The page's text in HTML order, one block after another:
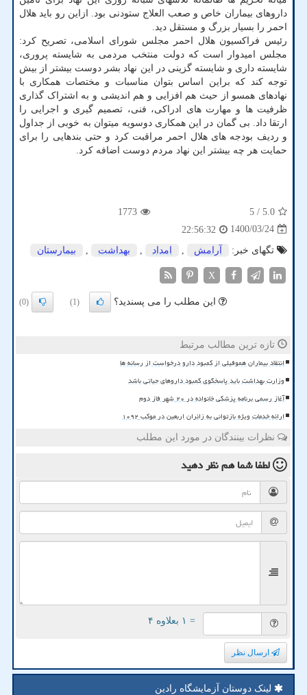
داروهای بیماران خاص و صعب العلاج ستودنی بود. ازاین رو باید هلال
احمر را بسیار بزرگ و مستقل دید.
رئیس فراکسیون هلال احمر مجلس شورای اسلامی، تصریح کرد:
مجلس امیدوار است که دولت منتخب مردمی به شایسته پروری،
شایسته داری و شایسته گزینی در این نهاد بشر دوست بیشتر از بیش
توجه کند که براین اساس بتوان مناسبات و مختصات همکاری با
نهادهای همسو از حیث هم افزایی و هم اندیشی و به اشتراک گذاری
ظرفیت ها و مهارت های ادراکی، فنی، تصمیم گیری و اجرایی را
ارتقا داد. بی گمان در این همکاری دوسویه میتوان به خوبی از جداول
و ردیف بودجه های هلال احمر مراقبت کرد و حتی بندهایی را برای
حمایت هر چه بیشتر این نهاد مردم دوست اضافه کرد.
5.0
/ 5
1773
1400/03/24
22:56:32
تگهای خبر:
آرامش , امداد , بهداشت , بیمارستان
X
این مطلب را می پسندید؟ (1)
(0)
تازه ترین مطالب مرتبط
انتقاد بیماران هموفیلی از کمبود دارو درخواست از رسانه ها
وزارت بهداشت باید پاسخگوی کمبود داروهای حیاتی باشد
آغاز رسمی برنامه پزشکی خانواده در ۲۰ شهر فاز دوم
ارائه خدمات ویژه بازتوانی به زائران اربعین در موکب ۱۰۹۲
نظرات بینندگان در مورد این مطلب
لطفا شما همنظر دهید
= ۱ بعلاوه ۴
ارسال نظر
لینک دوستان آزمایشگاه رادین